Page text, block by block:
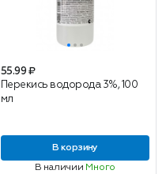
55.99 ₽
Перекись водорода 3%, 100
мл
В корзину
В наличии Много